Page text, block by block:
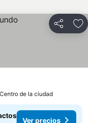
Compartir
de la ciudad
Ver precios